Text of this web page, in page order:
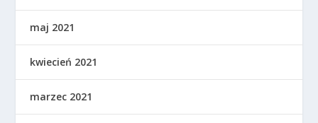
maj 2021
kwiecień 2021
marzec 2021